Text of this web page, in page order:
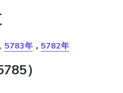
， 5783年 ， 5782年
）